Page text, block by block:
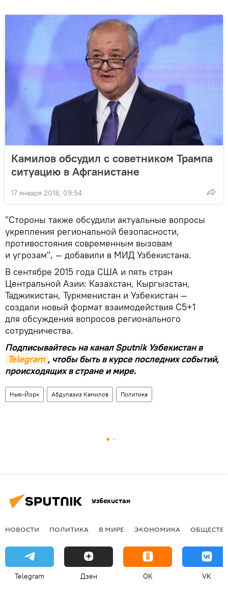
Камилов обсудил с советником Трампа
ситуацию в Афганистане
17 января 2018, 09:54
"Стороны также обсудили актуальные вопросы
укрепления региональной безопасности,
противостояния современным вызовам
и угрозам", — добавили в МИД Узбекистана.
В сентябре 2015 года США и пять стран
Центральной Азии: Казахстан, Кыргызстан,
Таджикистан, Туркменистан и Узбекистан —
создали новый формат взаимодействия С5+1
для обсуждения вопросов регионального
сотрудничества.
Подписывайтесь на канал Sputnik Узбекистан в
Telegram , чтобы быть в курсе последних событий,
происходящих в стране и мире.
Нью-Йорк Абдулазиз Камилов Политика
Узбекистан
НОВОСТИ ПОЛИТИКА В МИРЕ ЭКОНОМИКА
Telegram Дзен OK VK